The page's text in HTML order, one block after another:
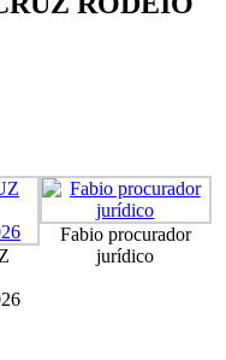
Fabio procurador
jurídico